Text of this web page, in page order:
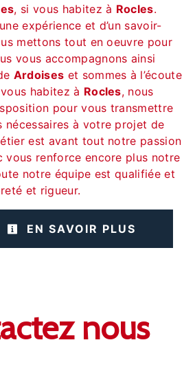
, si vous habitez à Rocles.
expérience et d’un savoir-
mettons tout en oeuvre pour
vous accompagnons ainsi
Ardoises et sommes à l’écoute
habitez à Rocles, nous
pour vous transmettre
nécessaires à votre projet de
est avant tout notre passion
vous renforce encore plus notre
notre équipe est qualifiée et
et rigueur.
EN SAVOIR PLUS
nous